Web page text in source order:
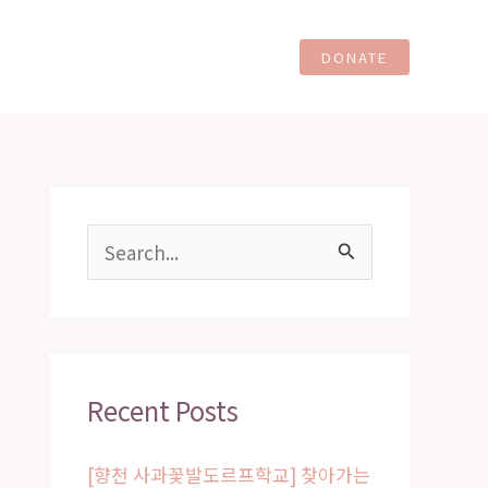
DONATE
c
f
Recent Posts
[향천 사과꽃발도르프학교] 찾아가는